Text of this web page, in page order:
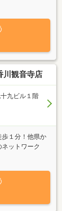
い』をご提案
川観音寺店
九ビル１階
歩１分！他県か
ットワーク
遺品整